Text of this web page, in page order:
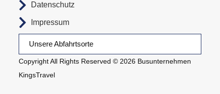
Copyright All Rights Reserved © 2026 Busunternehmen
KingsTravel
Unsere Abfahrtsorte
Datenschutz
Impressum